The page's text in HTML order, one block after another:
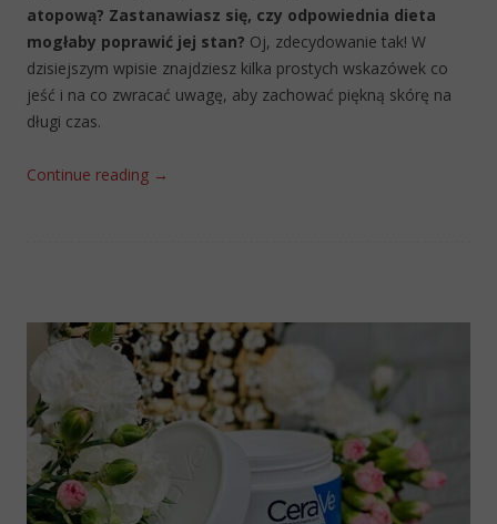
atopową? Zastanawiasz się, czy odpowiednia dieta
mogłaby poprawić jej stan? Oj, zdecydowanie tak! W
dzisiejszym wpisie znajdziesz kilka prostych wskazówek co
jeść i na co zwracać uwagę, aby zachować piękną skórę na
długi czas.
Continue reading →